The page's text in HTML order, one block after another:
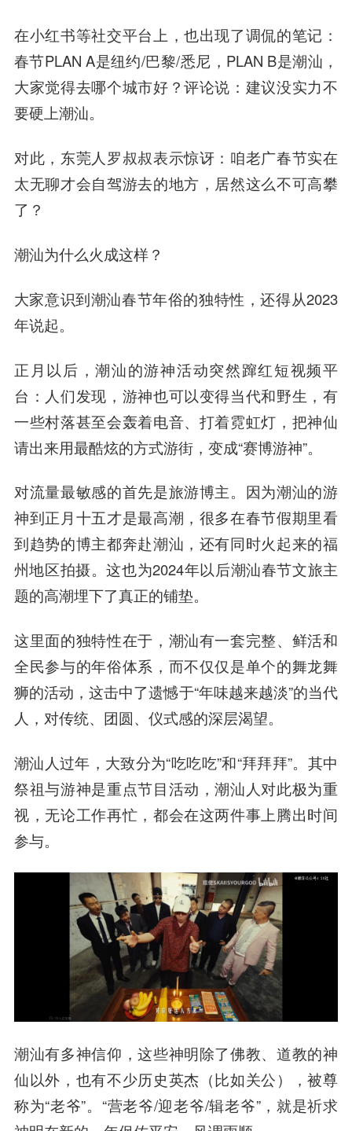
在小红书等社交平台上，也出现了调侃的笔记：
春节PLAN A是纽约/巴黎/悉尼，PLAN B是潮汕，
大家觉得去哪个城市好？评论说：建议没实力不
要硬上潮汕。
对此，东莞人罗叔叔表示惊讶：咱老广春节实在
太无聊才会自驾游去的地方，居然这么不可高攀
了？
潮汕为什么火成这样？
大家意识到潮汕春节年俗的独特性，还得从2023
年说起。
正月以后，潮汕的游神活动突然蹿红短视频平
台：人们发现，游神也可以变得当代和野生，有
一些村落甚至会轰着电音、打着霓虹灯，把神仙
请出来用最酷炫的方式游街，变成“赛博游神”。
对流量最敏感的首先是旅游博主。因为潮汕的游
神到正月十五才是最高潮，很多在春节假期里看
到趋势的博主都奔赴潮汕，还有同时火起来的福
州地区拍摄。这也为2024年以后潮汕春节文旅主
题的高潮埋下了真正的铺垫。
这里面的独特性在于，潮汕有一套完整、鲜活和
全民参与的年俗体系，而不仅仅是单个的舞龙舞
狮的活动，这击中了遗憾于“年味越来越淡”的当代
人，对传统、团圆、仪式感的深层渴望。
潮汕人过年，大致分为“吃吃吃”和“拜拜拜”。其中
祭祖与游神是重点节目活动，潮汕人对此极为重
视，无论工作再忙，都会在这两件事上腾出时间
参与。
潮汕有多神信仰，这些神明除了佛教、道教的神
仙以外，也有不少历史英杰（比如关公），被尊
称为“老爷”。“营老爷/迎老爷/辑老爷”，就是祈求